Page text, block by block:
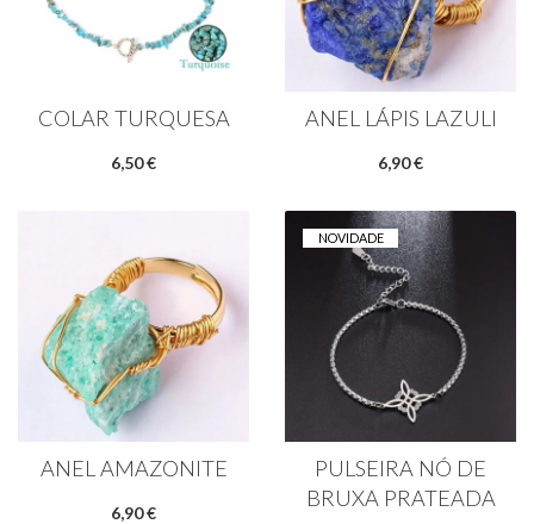
COLAR TURQUESA
6,50 €
ANEL LÁPIS LAZULI
6,90 €
ANEL AMAZONITE
6,90 €
NOVIDADE
PULSEIRA NÓ DE
BRUXA PRATEADA